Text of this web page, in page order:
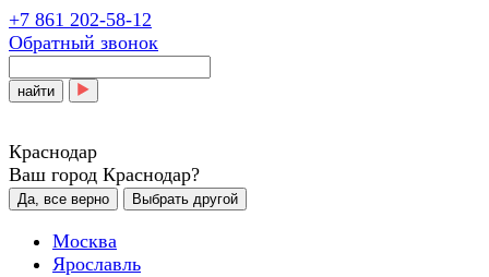
+7 861 202-58-12
Обратный звонок
найти
Краснодар
Ваш город Краснодар?
Да, все верно Выбрать другой
Москва
Ярославль